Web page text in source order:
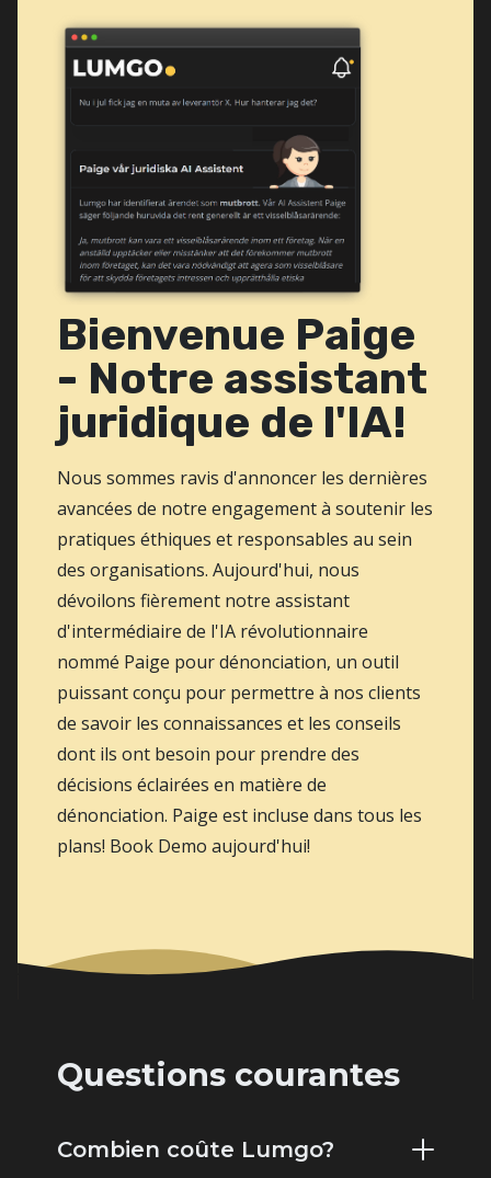
Bienvenue Paige
- Notre assistant
juridique de l'IA!
Nous sommes ravis d'annoncer les dernières
avancées de notre engagement à soutenir les
pratiques éthiques et responsables au sein
des organisations. Aujourd'hui, nous
dévoilons fièrement notre assistant
d'intermédiaire de l'IA révolutionnaire
nommé Paige pour dénonciation, un outil
puissant conçu pour permettre à nos clients
de savoir les connaissances et les conseils
dont ils ont besoin pour prendre des
décisions éclairées en matière de
dénonciation. Paige est incluse dans tous les
plans! Book Demo aujourd'hui!
Questions courantes
Combien coûte Lumgo?